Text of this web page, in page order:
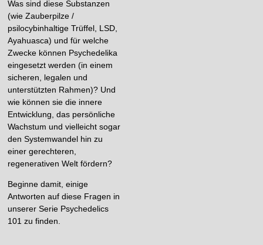
Was sind diese Substanzen
(wie Zauberpilze /
psilocybinhaltige Trüffel, LSD,
Ayahuasca) und für welche
Zwecke können Psychedelika
eingesetzt werden (in einem
sicheren, legalen und
unterstützten Rahmen)? Und
wie können sie die innere
Entwicklung, das persönliche
Wachstum und vielleicht sogar
den Systemwandel hin zu
einer gerechteren,
regenerativen Welt fördern?
Beginne damit, einige
Antworten auf diese Fragen in
unserer Serie Psychedelics
101 zu finden.